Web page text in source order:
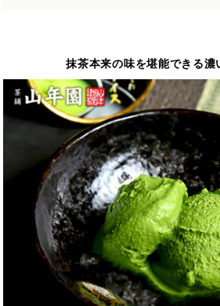
抹茶本来の味を堪能できる濃